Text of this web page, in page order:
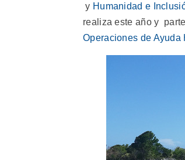
y Humanidad e
realiza este año y
Operaciones de Ayuda